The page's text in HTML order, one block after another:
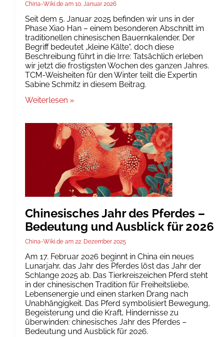
China-Wiki.de 10. Januar 2026
Seit dem 5. Januar 2025 befinden wir uns in der
Phase Xiao Han – einem besonderen Abschnitt im
traditionellen chinesischen Bauernkalender. Der
Begriff bedeutet „kleine Kälte“, doch diese
Beschreibung führt in die Irre: Tatsächlich erleben
wir jetzt die frostigsten Wochen des ganzen Jahres.
TCM-Weisheiten für den Winter teilt die Expertin
Sabine Schmitz in diesem Beitrag.
Weiterlesen »
Chinesisches Jahr des Pferdes –
Bedeutung und Ausblick für 2026
China-Wiki.de 22. Dezember 2025
Am 17. Februar 2026 beginnt in China ein neues
Lunarjahr, das Jahr des Pferdes löst das Jahr der
Schlange 2025 ab. Das Tierkreiszeichen Pferd steht
in der chinesischen Tradition für Freiheitsliebe,
Lebensenergie und einen starken Drang nach
Unabhängigkeit. Das Pferd symbolisiert Bewegung,
Begeisterung und die Kraft, Hindernisse zu
überwinden: chinesisches Jahr des Pferdes –
Bedeutung und Ausblick für 2026.